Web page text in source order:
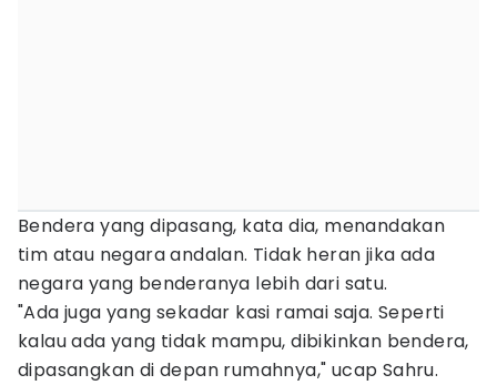
Bendera yang dipasang, kata dia, menandakan
tim atau negara andalan. Tidak heran jika ada
negara yang benderanya lebih dari satu.
"Ada juga yang sekadar kasi ramai saja. Seperti
kalau ada yang tidak mampu, dibikinkan bendera,
dipasangkan di depan rumahnya," ucap Sahru.